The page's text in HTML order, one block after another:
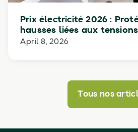
Prix électricité 2026 :
hausses liées aux
April 8, 2026
Tous nos